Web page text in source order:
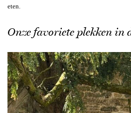
eten.
Onze favoriete plekken in